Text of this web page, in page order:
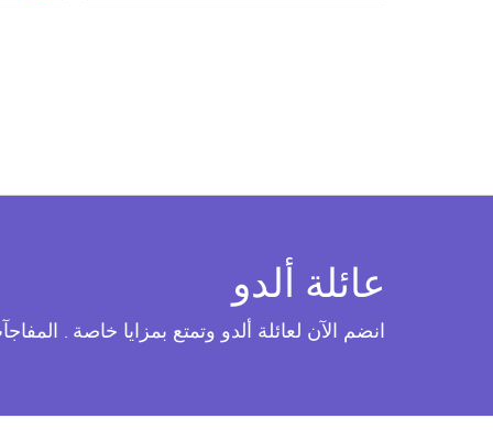
عائلة ألدو
انضم الآن لعائلة ألدو وتمتع بمزايا خاصة .